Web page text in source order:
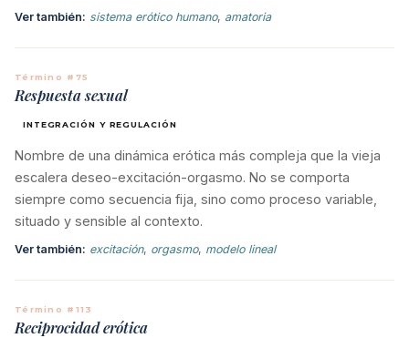
Ver también: sistema erótico humano, amatoria
Término #75
Respuesta sexual
INTEGRACIÓN Y REGULACIÓN
Nombre de una dinámica erótica más compleja que la vieja
escalera deseo-excitación-orgasmo. No se comporta
siempre como secuencia fija, sino como proceso variable,
situado y sensible al contexto.
Ver también: excitación, orgasmo, modelo lineal
Término #113
Reciprocidad erótica